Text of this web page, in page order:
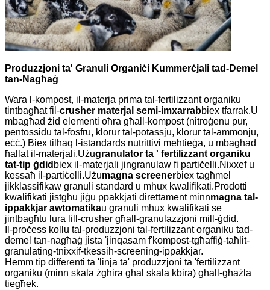
Produzzjoni ta' Granuli Organiċi Kummerċjali tad-Demel
tan-Nagħaġ
Wara l-kompost, il-materja prima tal-fertilizzant organiku
tintbagħat fil-crusher materjal semi-imxarrabbiex tfarrak.U
mbagħad żid elementi oħra għall-kompost (nitroġenu pur,
pentossidu tal-fosfru, klorur tal-potassju, klorur tal-ammonju,
eċċ.) Biex tilħaq l-istandards nutrittivi meħtieġa, u mbagħad
ħallat il-materjali.Użugranulator ta ' fertilizzant organiku
tat-tip ġdid biex il-materjali jingranulaw fi partiċelli.Nixxef u
kessaħ il-partiċelli.Użumagna screenerbiex tagħmel
jikklassifikaw granuli standard u mhux kwalifikati.Prodotti
kwalifikati jistgħu jiġu ppakkjati direttament minnmagna tal-
ippakkjar awtomatikau granuli mhux kwalifikati se
jintbagħtu lura lill-crusher għall-granulazzjoni mill-ġdid.
Il-proċess kollu tal-produzzjoni tal-fertilizzant organiku tad-
demel tan-nagħaġ jista 'jinqasam f'kompost-tgħaffiġ-taħlit-
granulating-tnixxif-tkessiħ-screening-ippakkjar.
Hemm tip differenti ta 'linja ta' produzzjoni ta 'fertilizzant
organiku (minn skala żgħira għal skala kbira) għall-għażla
tiegħek.